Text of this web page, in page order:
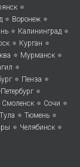
•
• Воронеж •
• Калининград •
• Курган •
• Мурманск •
•
• Пенза •
•
Смоленск • Сочи •
Тула • Тюмень •
• Челябинск •